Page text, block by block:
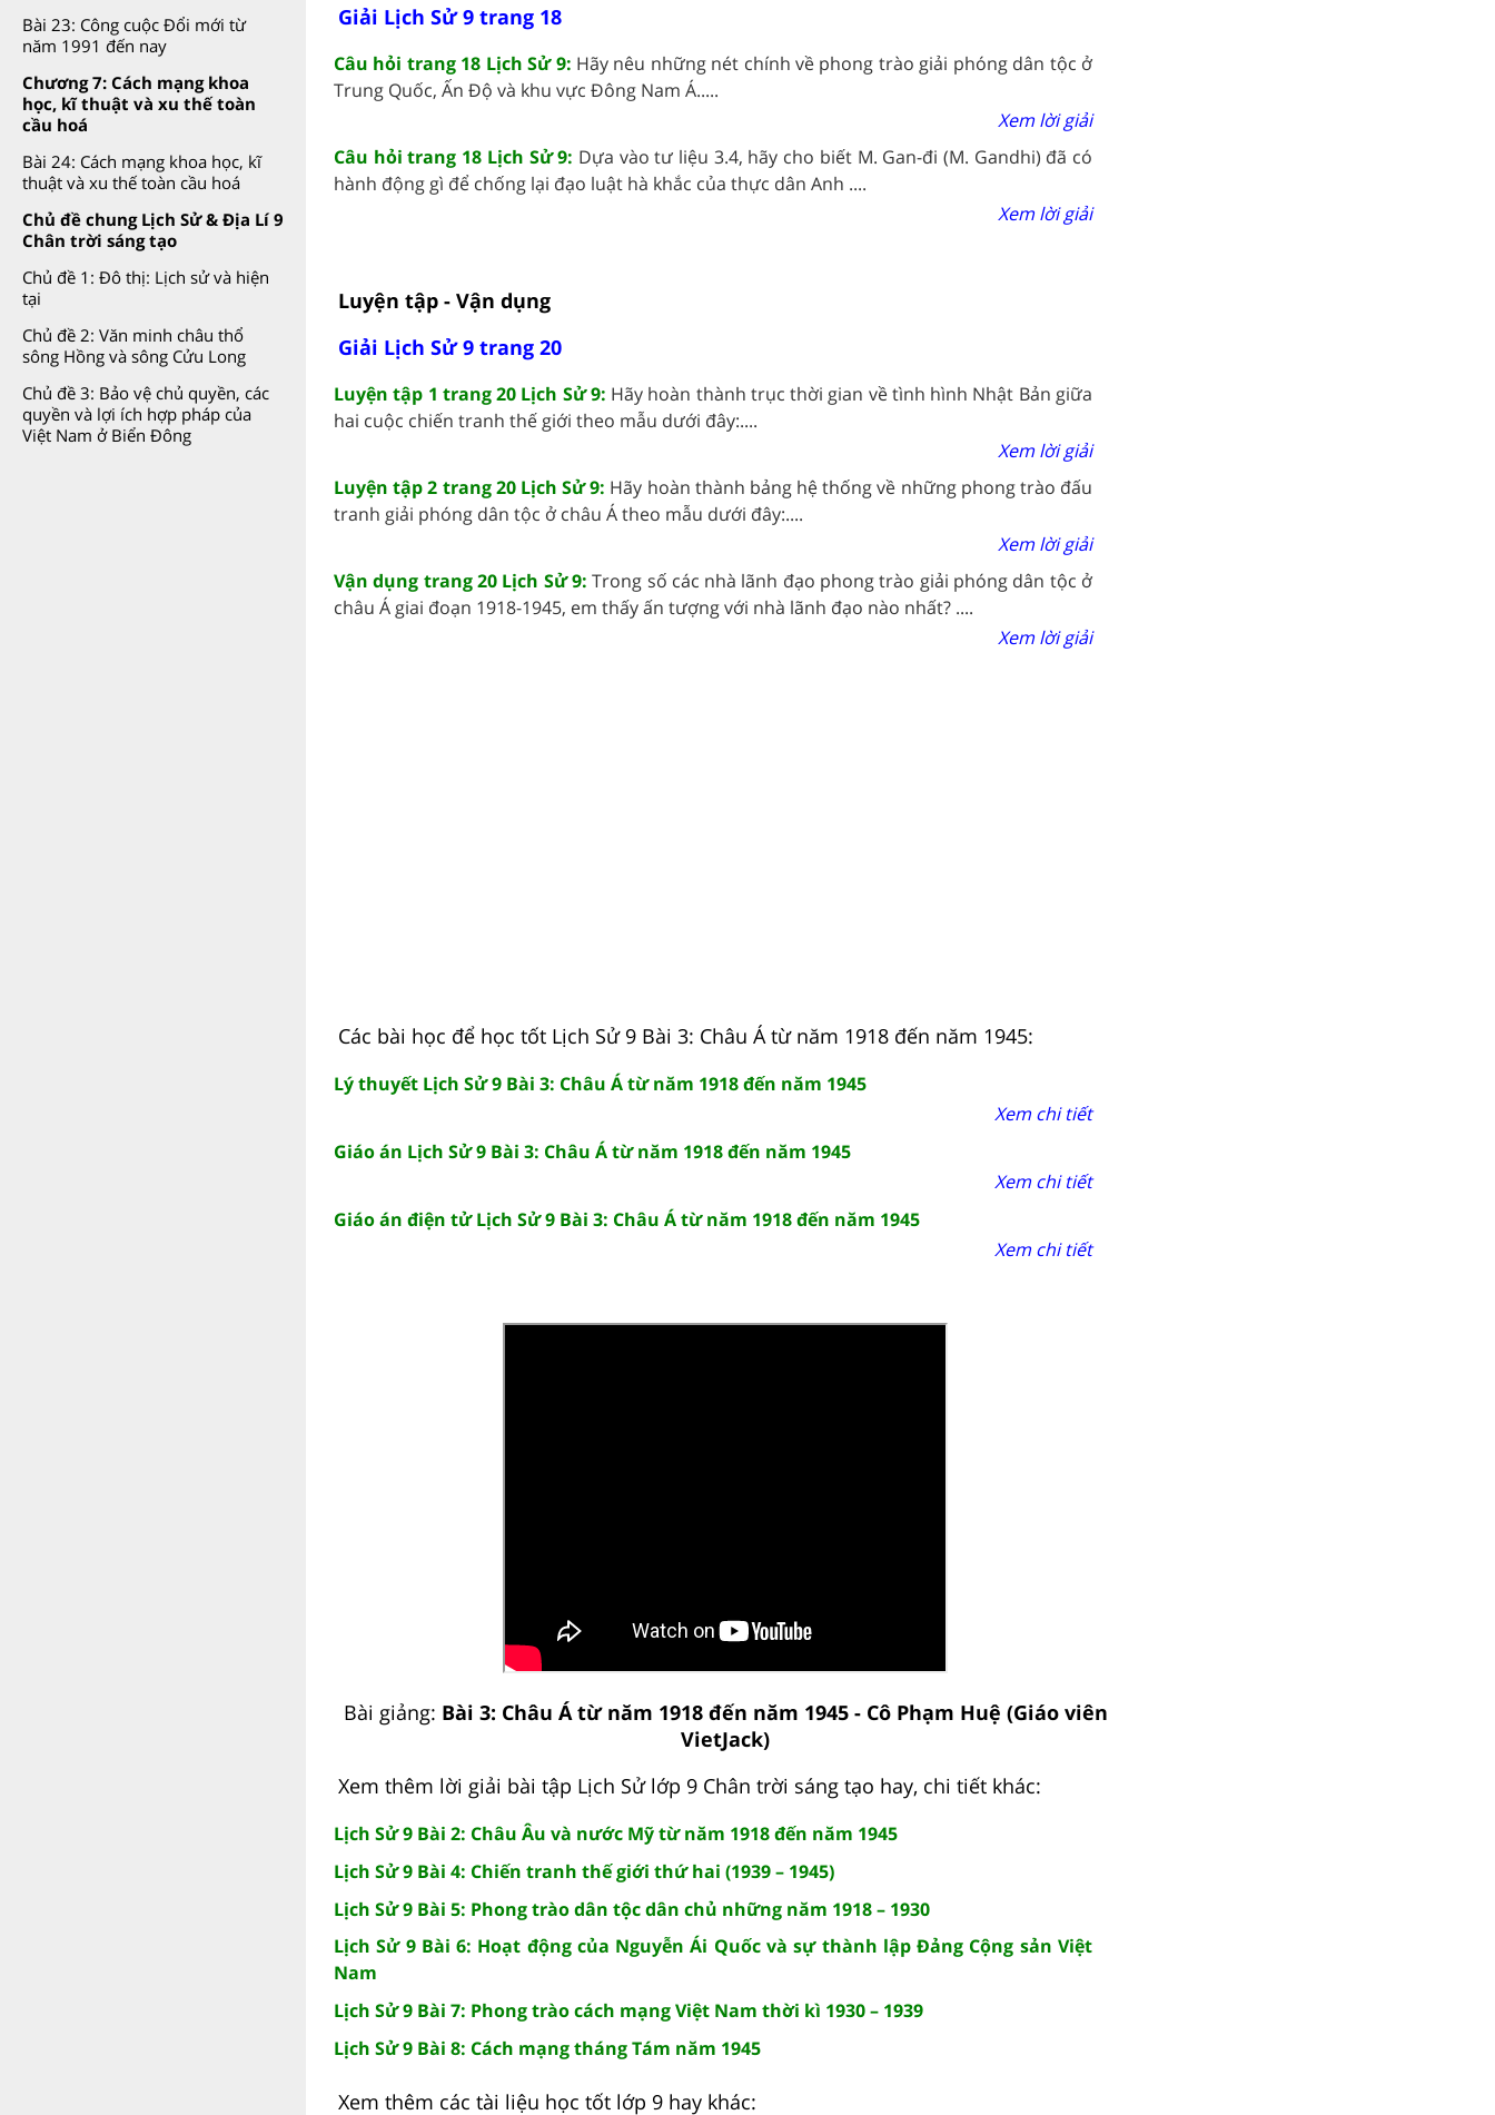
Bài 23: Công cuộc Đổi mới từ
năm 1991 đến nay
Chương 7: Cách mạng khoa
học, kĩ thuật và xu thế toàn
cầu hoá
Bài 24: Cách mạng khoa học, kĩ
thuật và xu thế toàn cầu hoá
Chủ đề chung Lịch Sử & Địa Lí 9
Chân trời sáng tạo
Chủ đề 1: Đô thị: Lịch sử và hiện
tại
Chủ đề 2: Văn minh châu thổ
sông Hồng và sông Cửu Long
Chủ đề 3: Bảo vệ chủ quyền, các
quyền và lợi ích hợp pháp của
Việt Nam ở Biển Đông
Giải Lịch Sử 9 trang 18
Câu hỏi trang 18 Lịch Sử 9: Hãy nêu những nét chính về phong trào giải phóng dân tộc ở
Trung Quốc, Ấn Độ và khu vực Đông Nam Á.....
Xem lời giải
Câu hỏi trang 18 Lịch Sử 9: Dựa vào tư liệu 3.4, hãy cho biết M. Gan-đi (M. Gandhi) đã có
hành động gì để chống lại đạo luật hà khắc của thực dân Anh ....
Xem lời giải
Luyện tập - Vận dụng
Giải Lịch Sử 9 trang 20
Luyện tập 1 trang 20 Lịch Sử 9: Hãy hoàn thành trục thời gian về tình hình Nhật Bản giữa
hai cuộc chiến tranh thế giới theo mẫu dưới đây:....
Xem lời giải
Luyện tập 2 trang 20 Lịch Sử 9: Hãy hoàn thành bảng hệ thống về những phong trào đấu
tranh giải phóng dân tộc ở châu Á theo mẫu dưới đây:....
Xem lời giải
Vận dụng trang 20 Lịch Sử 9:Trong số các nhà lãnh đạo phong trào giải phóng dân tộc ở
châu Á giai đoạn 1918-1945, em thấy ấn tượng với nhà lãnh đạo nào nhất? ....
Xem lời giải
Các bài học để học tốt Lịch Sử 9 Bài 3: Châu Á từ năm 1918 đến năm 1945:
Lý thuyết Lịch Sử 9 Bài 3: Châu Á từ năm 1918 đến năm 1945
Xem chi tiết
Giáo án Lịch Sử 9 Bài 3: Châu Á từ năm 1918 đến năm 1945
Xem chi tiết
Giáo án điện tử Lịch Sử 9 Bài 3: Châu Á từ năm 1918 đến năm 1945
Xem chi tiết
Bài giảng: Bài 3: Châu Á từ năm 1918 đến năm 1945 - Cô Phạm Huệ (Giáo viên
VietJack)
Xem thêm lời giải bài tập Lịch Sử lớp 9 Chân trời sáng tạo hay, chi tiết khác:
Lịch Sử 9 Bài 2: Châu Âu và nước Mỹ từ năm 1918 đến năm 1945
Lịch Sử 9 Bài 4: Chiến tranh thế giới thứ hai (1939 – 1945)
Lịch Sử 9 Bài 5: Phong trào dân tộc dân chủ những năm 1918 – 1930
Lịch Sử 9 Bài 6: Hoạt động của Nguyễn Ái Quốc và sự thành lập Đảng Cộng sản Việt
Nam
Lịch Sử 9 Bài 7: Phong trào cách mạng Việt Nam thời kì 1930 – 1939
Lịch Sử 9 Bài 8: Cách mạng tháng Tám năm 1945
Xem thêm các tài liệu học tốt lớp 9 hay khác: